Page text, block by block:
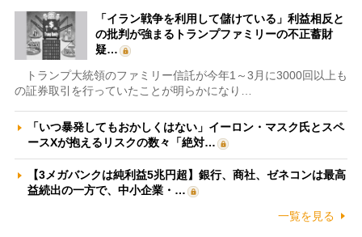
「イラン戦争を利用して儲けている」利益相反と
の批判が強まるトランプファミリーの不正蓄財
疑…
トランプ大統領のファミリー信託が今年1～3月に3000回以上も
の証券取引を行っていたことが明らかになり…
「いつ暴発してもおかしくはない」イーロン・マスク氏とスペ
ースXが抱えるリスクの数々「絶対…
【3メガバンクは純利益5兆円超】銀行、商社、ゼネコンは最高
益続出の一方で、中小企業・…
一覧を見る